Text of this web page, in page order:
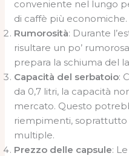
conveniente nel lungo
di caffè più economiche.
Rumorosità: Durante
risultare un po’
prepara la schiuma del
Capacità del serbatoio:
da 0,7 litri, la capacità
mercato. Questo
riempimenti, soprattutto
multiple.
Prezzo delle capsule: